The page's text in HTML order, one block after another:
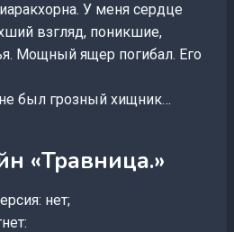
У меня сердце
взгляд, поникшие,
Мощный ящер погибал. Его
был грозный хищник…
«Травница.»
нет;